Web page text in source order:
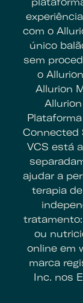
com o
único
sem
o
Allurion
Connected
VCS está
ajudar a
terapia
ou
online em
marca
Inc. nos